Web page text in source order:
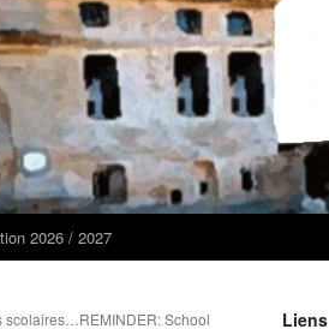
2026 / 2027
scolaires…REMINDER: School
Liens